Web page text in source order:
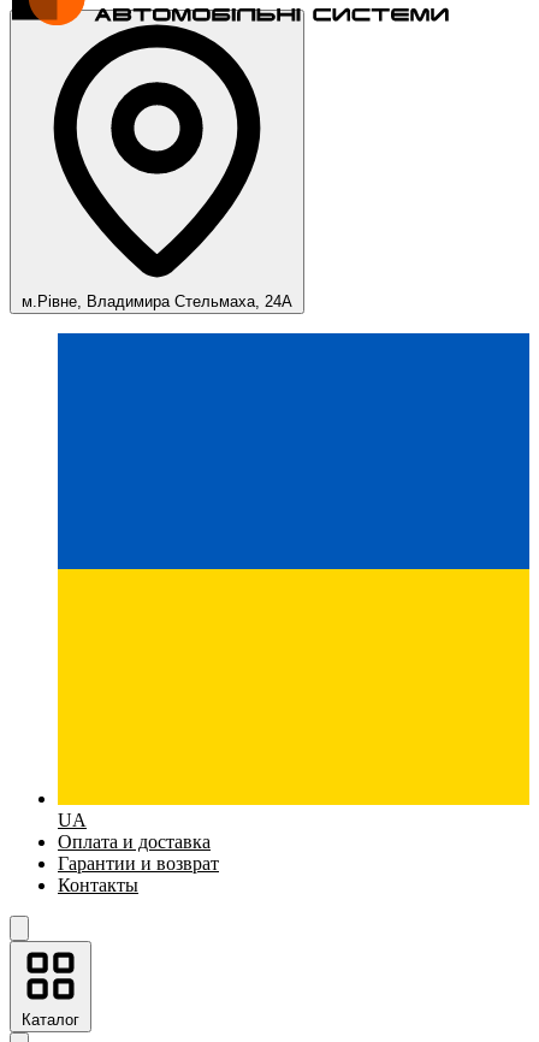
м.Рівне, Владимира Стельмаха, 24А
UA
Оплата и доставка
Гарантии и возврат
Контакты
Каталог